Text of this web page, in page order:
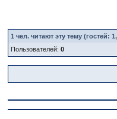
1 чел. читают эту тему (гостей:
Пользователей:0